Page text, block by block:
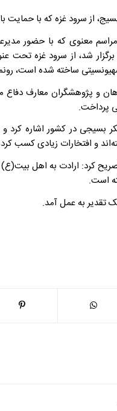
از سرود غزه که با
معنوی که با حضور
شد، از سرود غزه تحت
ساخته شده است،
و پژوهشگران معارف
پرداخت.
بسیجی در کشور اشاره کرد
و افتخارات زیادی کسب
کرد: ارادت به اهل
است.
تقدیر به عمل آمد.